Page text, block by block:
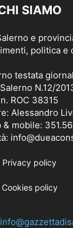
SIAMO
e
politica e
testata
N.12/
n. ROC 38315
Alessandro
& mobile:
Privacy policy
Cookies policy